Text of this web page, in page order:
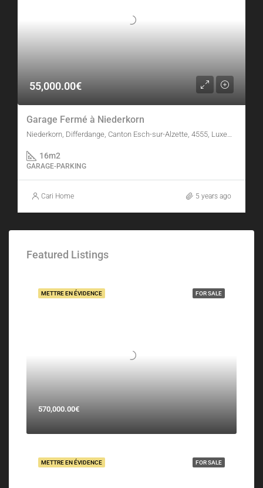
55,000.00€
Garage Fermé à Niederkorn
16m2
GARAGE-PARKING
Cari Home 5 years ago
Featured Listings
FOR SALE
METTRE EN ÉVIDENCE
570,000.00€
FOR SALE
METTRE EN ÉVIDENCE